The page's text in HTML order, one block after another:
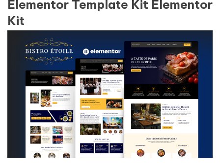
Elementor Template Kit Elementor
Kit